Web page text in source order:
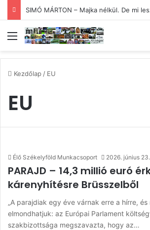
SIMÓ MÁRTON – Majka nélkül. De mi
Menü
Kezdőlap/ EU
EU
Élő Székelyföld Munkacsoport 2026. június 23.
PARAJD – 14,3 millió euró
kárenyhítésre Brüsszelből
„A parajdiak egy éve várnak erre a hírre,
elmondhatjuk: az Európai Parlament
szakbizottsága megszavazta, hogy az…